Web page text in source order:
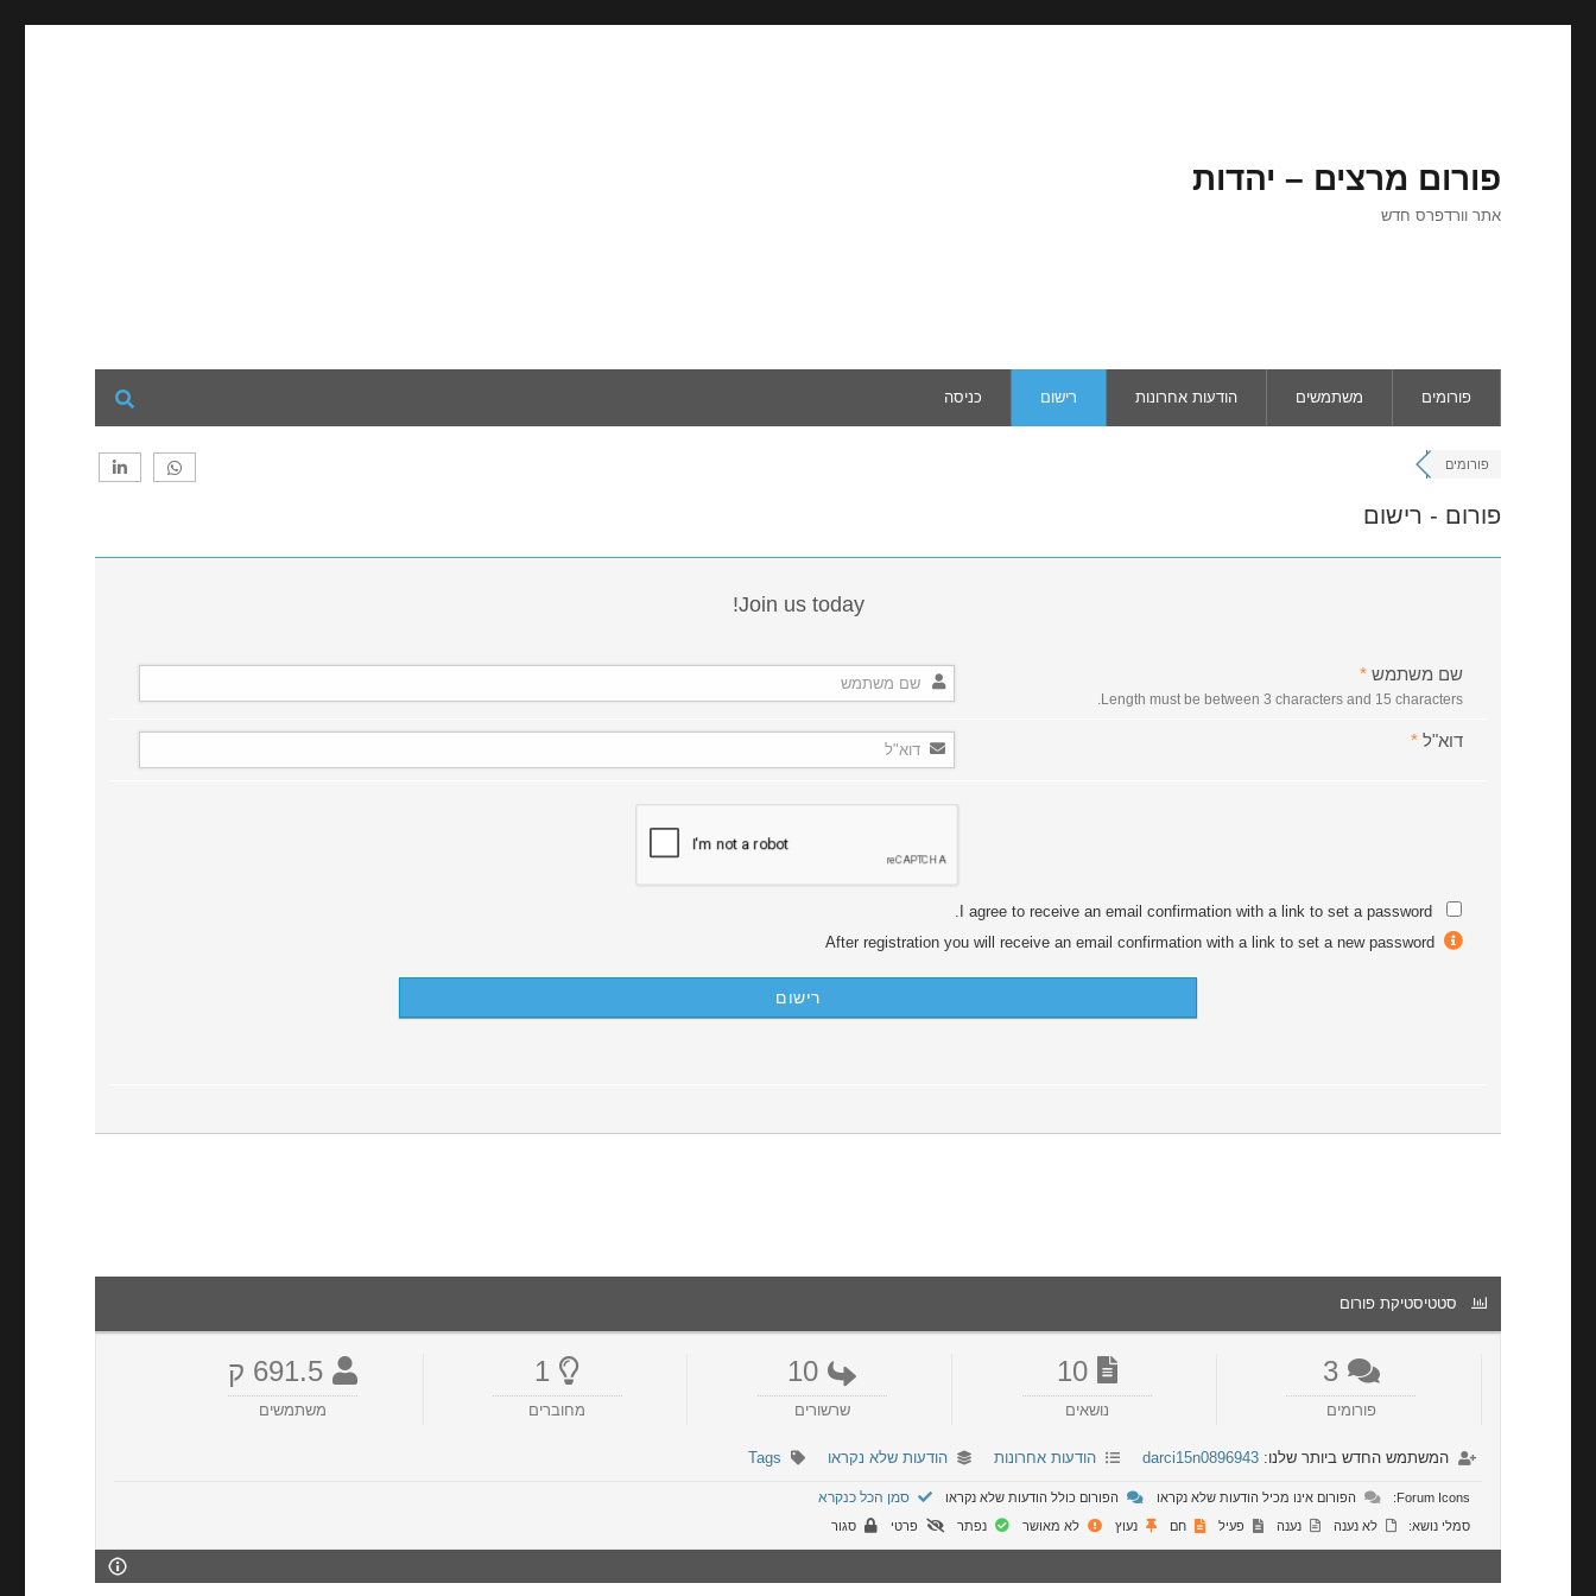
פורום מרצים – יהדות
אתר וורדפרס חדש
פורומים משתמשים הודעות אחרונות רישום כניסה
פורומים
פורום - רישום
Join us today!
שם משתמש *
Length must be between 3 characters and 15 characters.
דוא"ל *
I agree to receive an email confirmation with a link to set a password.
סטטיסטיקת פורום
3
פורומים
10
נושאים
10
שרשורים
1
מחוברים
691.5 ק
משתמשים
המשתמש החדש ביותר שלנו:darci15n0896943 הודעות אחרונות הודעות שלא נקראו Tags
Forum Icons: הפורום אינו מכיל הודעות שלא נקראו הפורום כולל הודעות שלא נקראו סמן הכל כנקרא
סמלי נושא: לא נענה נענה פעיל חם נעוץ לא מאושר נפתר פרטי סגור